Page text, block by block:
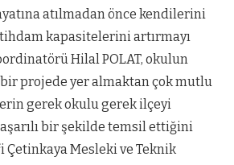
atılmadan önce kendilerini
kapasitelerini artırmayı
Hilal POLAT, okulun
projede yer almaktan çok mutlu
gerek okulu gerek ilçeyi
bir şekilde temsil ettiğini
Mesleki ve Teknik